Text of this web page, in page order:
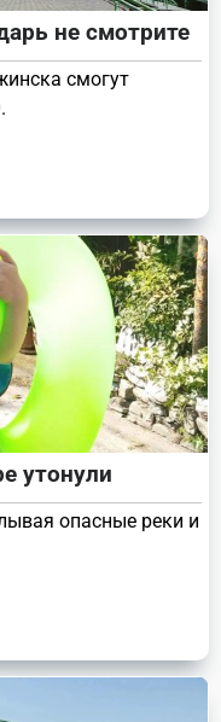
не смотрите
смогут
утонули
опасные реки и